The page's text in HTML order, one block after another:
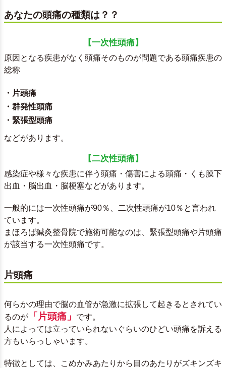
あなたの頭痛の種類は？？
【一次性頭痛】
原因となる疾患がなく頭痛そのものが問題である頭痛疾患の
総称
・片頭痛
・群発性頭痛
・緊張型頭痛
などがあります。
【二次性頭痛】
感染症や様々な疾患に伴う頭痛・傷害による頭痛・くも膜下
出血・脳出血・脳梗塞などがあります。
一般的には一次性頭痛が90％、二次性頭痛が10％と言われ
ています。
まほろば鍼灸整骨院で施術可能なのは、緊張型頭痛や片頭痛
が該当する一次性頭痛です。
片頭痛
何らかの理由で脳の血管が急激に拡張して起きるとされてい
るのが
「片頭痛」
です。
人によっては立っていられないぐらいのひどい頭痛を訴える
方もいらっしゃいます。
特徴としては、こめかみあたりから目のあたりがズキンズキ